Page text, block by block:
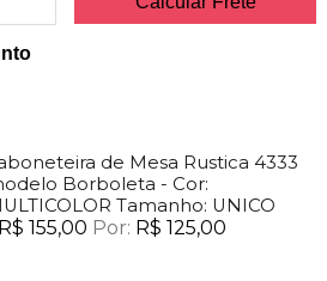
de Mesa Rustica 4333
Borboleta - Cor:
Tamanho: UNICO
R$ 155,00 Por: R$ 125,00